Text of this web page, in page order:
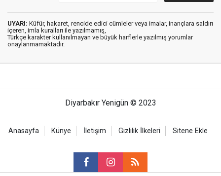
UYARI: Küfür, hakaret, rencide edici cümleler veya imalar, inançlara saldırı
içeren, imla kuralları ile yazılmamış,
Türkçe karakter kullanılmayan ve büyük harflerle yazılmış yorumlar
onaylanmamaktadır.
Diyarbakır Yenigün © 2023
Anasayfa Künye İletişim Gizlilik İlkeleri Sitene Ekle